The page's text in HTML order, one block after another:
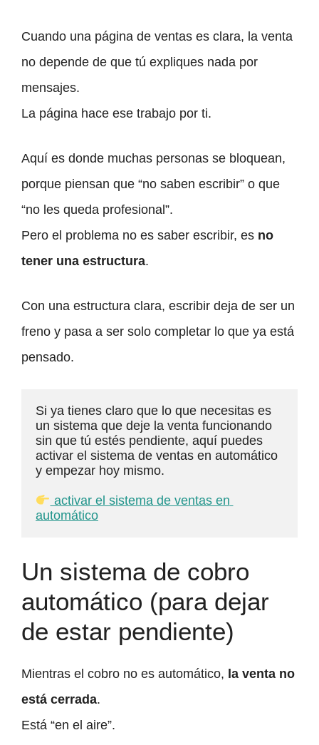
Cuando una página de ventas es clara, la venta
no depende de que tú expliques nada por
mensajes.
La página hace ese trabajo por ti.
Aquí es donde muchas personas se bloquean,
porque piensan que “no saben escribir” o que
“no les queda profesional”.
Pero el problema no es saber escribir, es no
tener una estructura.
Con una estructura clara, escribir deja de ser un
freno y pasa a ser solo completar lo que ya está
pensado.
Si ya tienes claro que lo que necesitas es
un sistema que deje la venta funcionando
sin que tú estés pendiente, aquí puedes
activar el sistema de ventas en automático
y empezar hoy mismo.
activar el sistema de ventas en
automático
Un sistema de cobro
automático (para dejar
de estar pendiente)
Mientras el cobro no es automático, la venta no
está cerrada.
Está “en el aire”.